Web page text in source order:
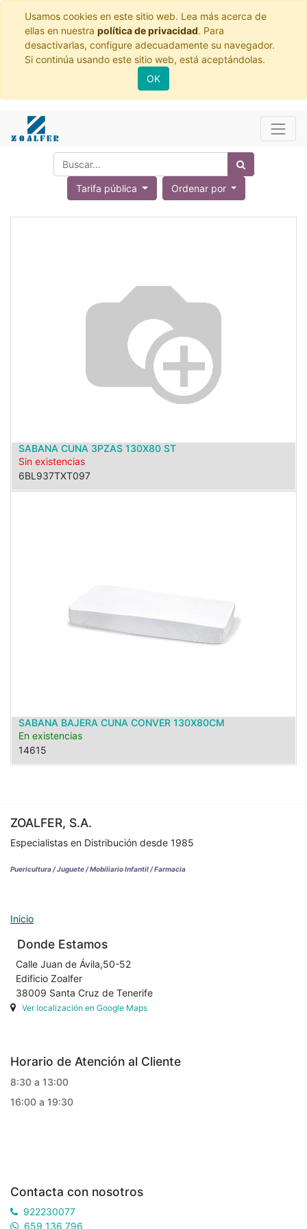
Usamos cookies en este sitio web. Lea más acerca de
ellas en nuestra política de privacidad. Para
desactivarlas, configure adecuadamente su navegador.
Si continúa usando este sitio web, está aceptándolas.
OK
Tarifa pública Ordenar por
SABANA CUNA 3PZAS 130X80 ST
Sin existencias
6BL937TXT097
SABANA BAJERA CUNA CONVER 130X80CM
En existencias
14615
ZOALFER, S.A.
Especialistas en Distribución desde 1985
Puericultura / Juguete / Mobiliario Infantil / Farmacia
Inicio
Donde Estamos
Calle Juan de Ávila,50-52
Edificio Zoalfer
38009 Santa Cruz de Tenerife
Ver localización en Google Maps
Horario de Atención al Cliente
8:30 a 13:00
16:00 a 19:30
Contacta con nosotros
922230077
659 136 796